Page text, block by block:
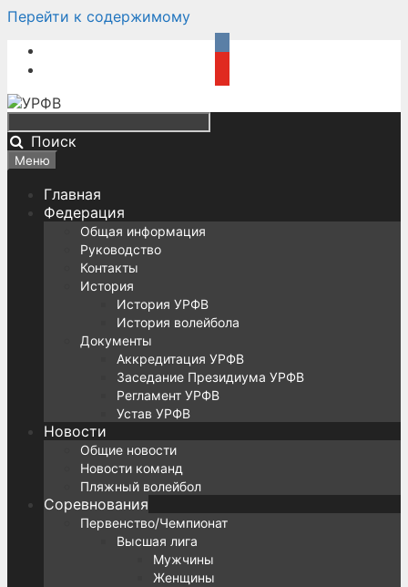
Перейти к содержимому
Поиск
Меню
Главная
Федерация
Общая информация
Руководство
Контакты
История
История УРФВ
История волейбола
Документы
Аккредитация УРФВ
Заседание Президиума УРФВ
Регламент УРФВ
Устав УРФВ
Новости
Общие новости
Новости команд
Пляжный волейбол
Соревнования
Первенство/Чемпионат
Высшая лига
Мужчины
Женщины